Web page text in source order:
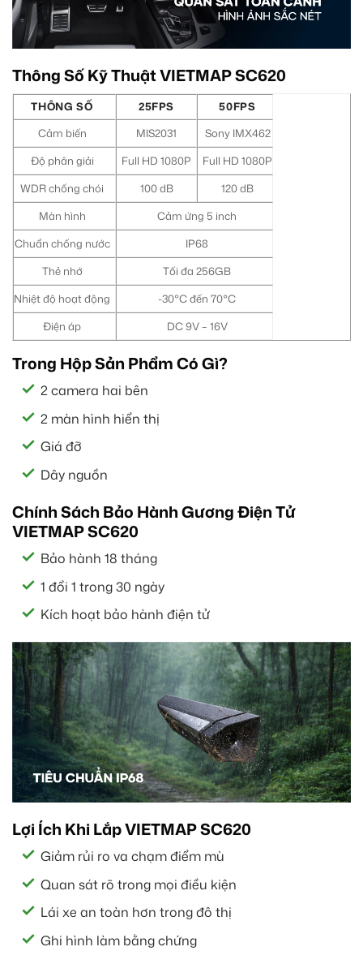
Thông Số Kỹ Thuật VIETMAP SC620
THÔNG SỐ 25FPS
50FPS
Cảm biến
MIS2031
Sony IMX462
Độ phân giải
Full HD 1080P
Full HD 1080P
WDR chống chói
100 dB
120 dB
Màn hình
Cảm ứng 5 inch
Chuẩn chống nước
IP68
Thẻ nhớ
Tối đa 256GB
Nhiệt độ hoạt động
-30°C đến 70°C
Điện áp
DC 9V – 16V
Trong Hộp Sản Phẩm Có Gì?
2 camera hai bên
2 màn hình hiển thị
Giá đỡ
Dây nguồn
Chính Sách Bảo Hành Gương Điện Tử
VIETMAP SC620
Bảo hành 18 tháng
1 đổi 1 trong 30 ngày
Kích hoạt bảo hành điện tử
Lợi Ích Khi Lắp VIETMAP SC620
Giảm rủi ro va chạm điểm mù
Quan sát rõ trong mọi điều kiện
Lái xe an toàn hơn trong đô thị
Ghi hình làm bằng chứng